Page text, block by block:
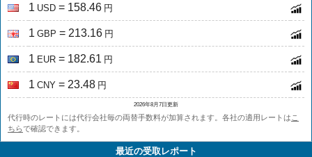
1 USD = 158.46 円
1 GBP = 213.16 円
1 EUR = 182.61 円
1 CNY = 23.48 円
2026年8月7日更新
代行時のレートには代行会社毎の両替手数料が加算されます。各社の適用レートは こ
ちらで確認できます。
最近の受取レポート